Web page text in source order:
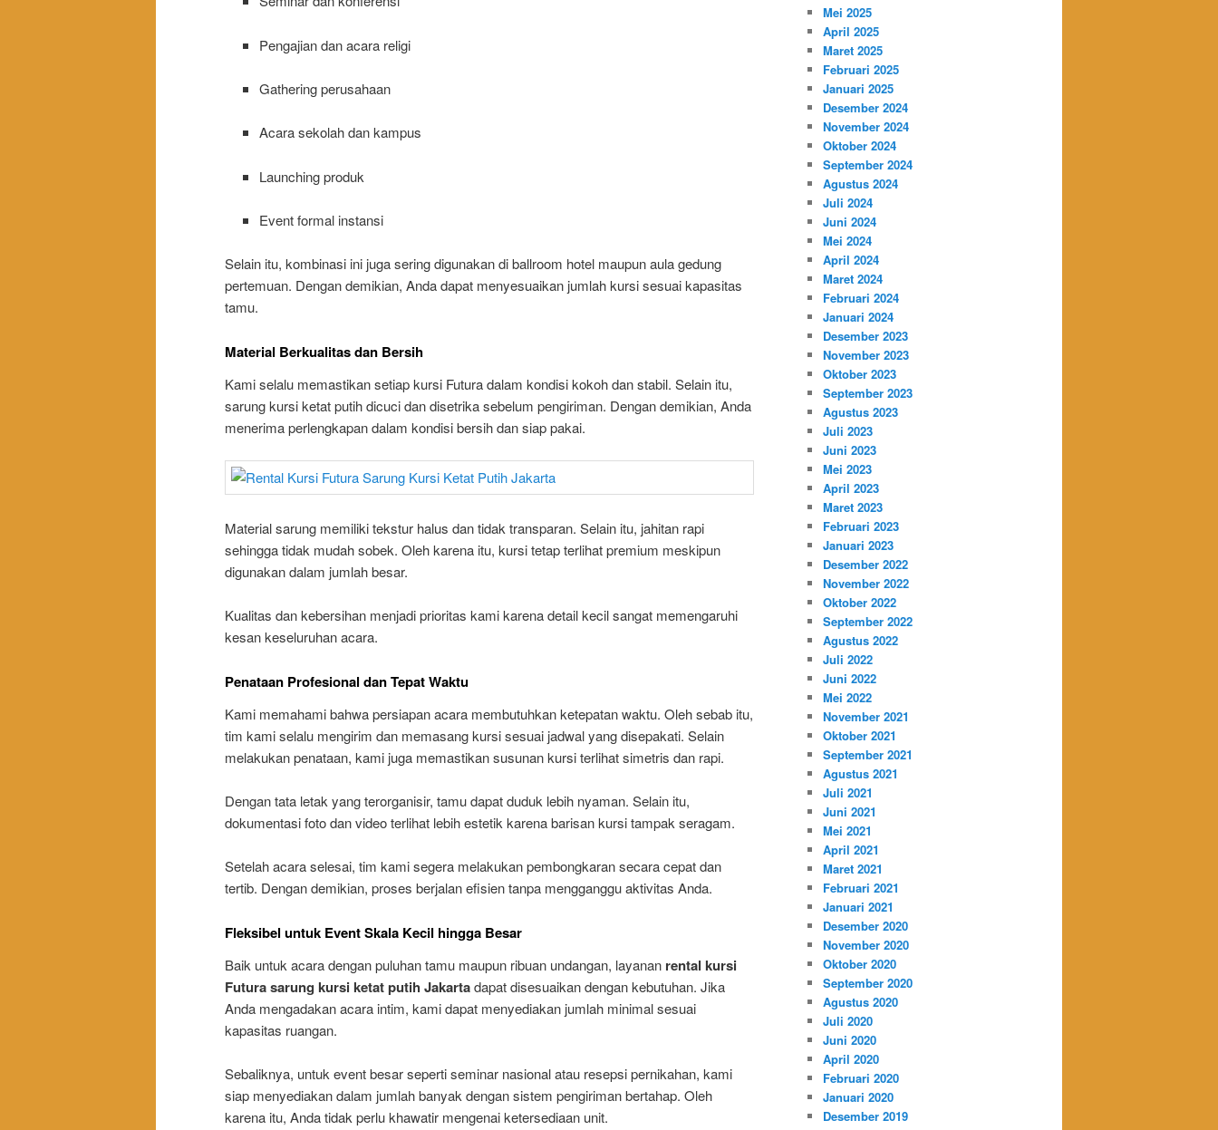
Pengajian dan acara religi
Gathering perusahaan
Acara sekolah dan kampus
Launching produk
Event formal instansi
Selain itu, kombinasi ini juga sering digunakan di ballroom hotel maupun aula gedung
pertemuan. Dengan demikian, Anda dapat menyesuaikan jumlah kursi sesuai kapasitas
tamu.
Material Berkualitas dan Bersih
Kami selalu memastikan setiap kursi Futura dalam kondisi kokoh dan stabil. Selain itu,
sarung kursi ketat putih dicuci dan disetrika sebelum pengiriman. Dengan demikian, Anda
menerima perlengkapan dalam kondisi bersih dan siap pakai.
Material sarung memiliki tekstur halus dan tidak transparan. Selain itu, jahitan rapi
sehingga tidak mudah sobek. Oleh karena itu, kursi tetap terlihat premium meskipun
digunakan dalam jumlah besar.
Kualitas dan kebersihan menjadi prioritas kami karena detail kecil sangat memengaruhi
kesan keseluruhan acara.
Penataan Profesional dan Tepat Waktu
Kami memahami bahwa persiapan acara membutuhkan ketepatan waktu. Oleh sebab itu,
tim kami selalu mengirim dan memasang kursi sesuai jadwal yang disepakati. Selain
melakukan penataan, kami juga memastikan susunan kursi terlihat simetris dan rapi.
Dengan tata letak yang terorganisir, tamu dapat duduk lebih nyaman. Selain itu,
dokumentasi foto dan video terlihat lebih estetik karena barisan kursi tampak seragam.
Setelah acara selesai, tim kami segera melakukan pembongkaran secara cepat dan
tertib. Dengan demikian, proses berjalan efisien tanpa mengganggu aktivitas Anda.
Fleksibel untuk Event Skala Kecil hingga Besar
Baik untuk acara dengan puluhan tamu maupun ribuan undangan, layanan rental kursi
Futura sarung kursi ketat putih Jakartadapat disesuaikan dengan kebutuhan. Jika
Anda mengadakan acara intim, kami dapat menyediakan jumlah minimal sesuai
kapasitas ruangan.
Sebaliknya, untuk event besar seperti seminar nasional atau resepsi pernikahan, kami
siap menyediakan dalam jumlah banyak dengan sistem pengiriman bertahap. Oleh
karena itu, Anda tidak perlu khawatir mengenai ketersediaan unit.
Mei 2025
April 2025
Maret 2025
Februari 2025
Januari 2025
Desember 2024
November 2024
Oktober 2024
September 2024
Agustus 2024
Juli 2024
Juni 2024
Mei 2024
April 2024
Maret 2024
Februari 2024
Januari 2024
Desember 2023
November 2023
Oktober 2023
September 2023
Agustus 2023
Juli 2023
Juni 2023
Mei 2023
April 2023
Maret 2023
Februari 2023
Januari 2023
Desember 2022
November 2022
Oktober 2022
September 2022
Agustus 2022
Juli 2022
Juni 2022
Mei 2022
November 2021
Oktober 2021
September 2021
Agustus 2021
Juli 2021
Juni 2021
Mei 2021
April 2021
Maret 2021
Februari 2021
Januari 2021
Desember 2020
November 2020
Oktober 2020
September 2020
Agustus 2020
Juli 2020
Juni 2020
April 2020
Februari 2020
Januari 2020
Desember 2019